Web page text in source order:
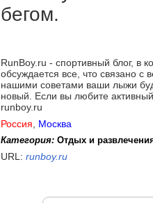
бегом.
RunBoy.ru - спортивный блог, в
обсуждается все, что связано с
нашими советами ваши лыжи
новый. Если вы любите
runboy.ru
Россия
Москва
Категория: Отдых и
URL: runboy.ru